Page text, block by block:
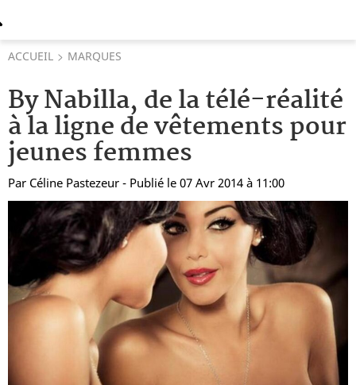
ACCUEIL MARQUES
By Nabilla, de la télé-réalité
à la ligne de vêtements pour
jeunes femmes
Par Céline Pastezeur - Publié le 07 Avr 2014 à 11:00